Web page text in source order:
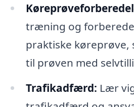
træning og
praktiske køreprøve,
til prøven med
Trafikadfærd: Lær